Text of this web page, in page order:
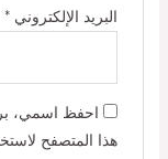
البريد الإلكتروني *
احفظ اسمي،
هذا المتصفح